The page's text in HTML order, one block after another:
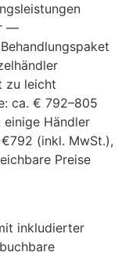
—
z‬u leicht
ca. € 792–805
e‬inige Händler
(inkl. MwSt.),
Preise
inkludierter